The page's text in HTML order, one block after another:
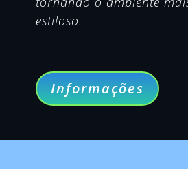
estiloso.
Informações